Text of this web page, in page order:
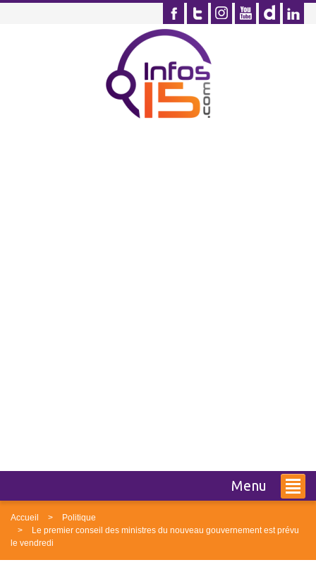
Menu
Accueil
Politique
Le premier conseil des ministres du nouveau gouvernement est prévu
le vendredi